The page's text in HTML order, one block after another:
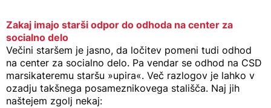
Zakaj imajo starši odpor do odhoda na center za
socialno delo
Večini staršem je jasno, da ločitev pomeni tudi odhod
na center za socialno delo. Pa vendar se odhod na CSD
marsikateremu staršu »upira«. Več razlogov je lahko v
ozadju takšnega posameznikovega stališča. Naj jih
naštejem zgolj nekaj: